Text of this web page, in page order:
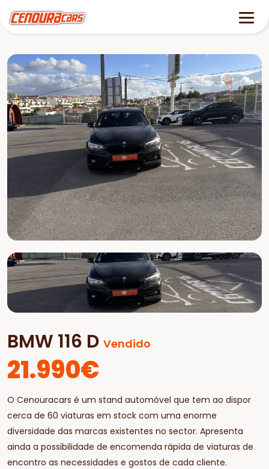
BMW 116 D Vendido
21.990€
O Cenouracars é um stand automóvel que tem ao dispor
cerca de 60 viaturas em stock com uma enorme
diversidade das marcas existentes no sector. Apresenta
ainda a possibilidade de encomenda rápida de viaturas de
encontro as necessidades e gostos de cada cliente.